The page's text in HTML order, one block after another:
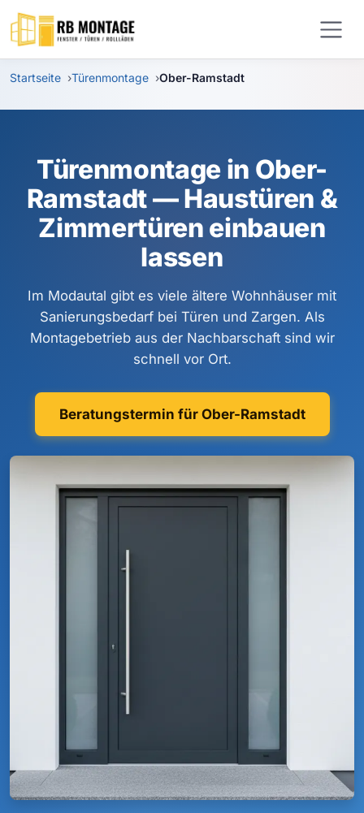
Zum Hauptinhalt springen
Startseite Türenmontage Ober-Ramstadt
Türenmontage in Ober-
Ramstadt — Haustüren &
Zimmertüren einbauen
lassen
Im Modautal gibt es viele ältere Wohnhäuser mit
Sanierungsbedarf bei Türen und Zargen. Als
Montagebetrieb aus der Nachbarschaft sind wir
schnell vor Ort.
Beratungstermin für Ober-Ramstadt